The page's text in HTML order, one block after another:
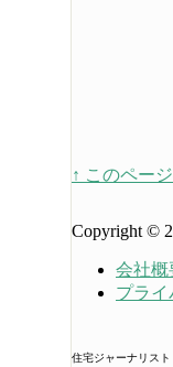
↑ このペー
Copyright ©
会社概
プライ
住宅ジャーナリスト